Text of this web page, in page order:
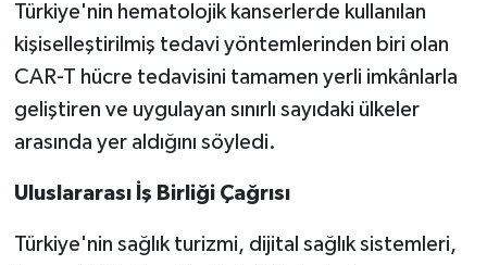
Türkiye'nin hematolojik kanserlerde kullanılan
kişiselleştirilmiş tedavi yöntemlerinden biri olan
CAR-T hücre tedavisini tamamen yerli imkânlarla
geliştiren ve uygulayan sınırlı sayıdaki ülkeler
arasında yer aldığını söyledi.
Uluslararası İş Birliği Çağrısı
Türkiye'nin sağlık turizmi, dijital sağlık sistemleri,